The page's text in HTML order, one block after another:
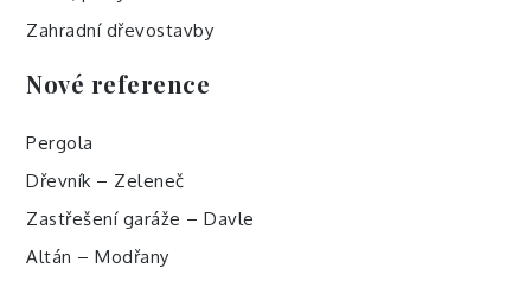
Zahradní dřevostavby
Nové reference
Pergola
Dřevník – Zeleneč
Zastřešení garáže – Davle
Altán – Modřany